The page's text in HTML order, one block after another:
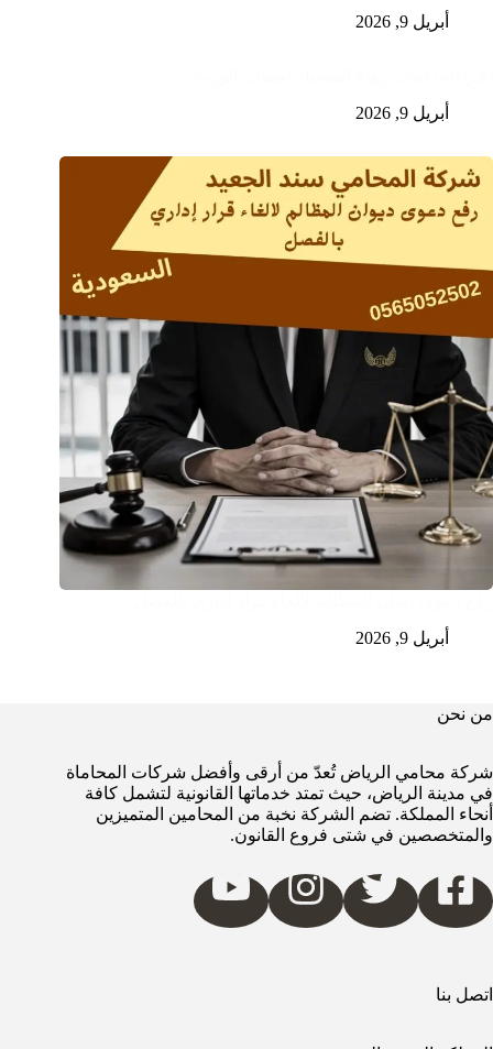
أبريل 9, 2026
أبريل 9, 2026
أبريل 9, 2026
من نحن
شركة محامي الرياض تُعدّ من أرقى وأفضل شركات المحاماة
في مدينة الرياض، حيث تمتد خدماتها القانونية لتشمل كافة
أنحاء المملكة. تضم الشركة نخبة من المحامين المتميزين
والمتخصصين في شتى فروع القانون.
اتصل بنا